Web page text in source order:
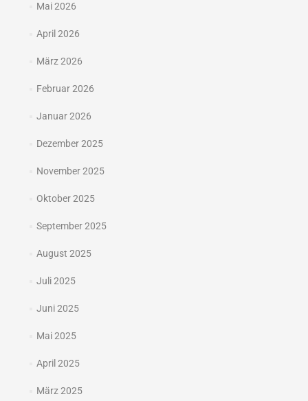
Mai 2026
April 2026
März 2026
Februar 2026
Januar 2026
Dezember 2025
November 2025
Oktober 2025
September 2025
August 2025
Juli 2025
Juni 2025
Mai 2025
April 2025
März 2025